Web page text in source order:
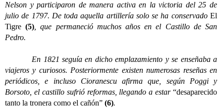
Nelson y participaron de manera activa en la victoria del 25 de
julio de 1797. De toda aquella artillería solo se ha conservado El
Tigre (5), que permaneció muchos años en el Castillo de San
Pedro.
En 1821 seguía en dicho emplazamiento y se enseñaba a
viajeros y curiosos. Posteriormente existen numerosas reseñas en
periódicos, e incluso Cioranescu afirma que, según Poggi y
Borsoto, el castillo sufrió reformas, llegando a estar “desaparecido
tanto la tronera como el cañón” (6).